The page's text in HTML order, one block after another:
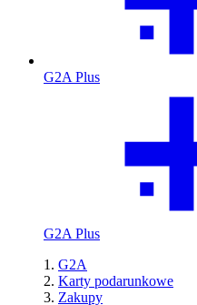
G2A Plus
G2A Plus
G2A
Karty podarunkowe
Zakupy